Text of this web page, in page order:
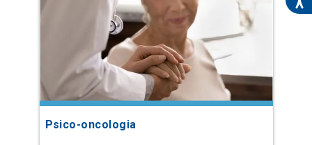
Psico-oncologia